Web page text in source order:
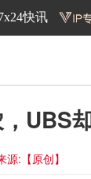
快讯
UBS
源:【原创】